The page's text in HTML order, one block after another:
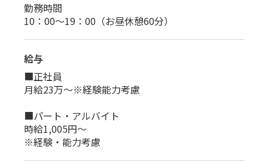
勤務時間
10：00～19：00（お昼休憩60分）
給与
■正社員
月給23万～※経験能力考慮
■パート・アルバイト
時給1,005円～
※経験・能力考慮